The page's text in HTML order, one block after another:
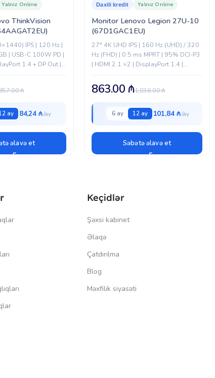
ThinkVision
Yalnız Online
IPS | 120 Hz |
| USB-C 100W PD |
1.4 + DP Out |
₼
ay 84,24 ₼
əlavə et
Monitor Lenovo Legion 27U-10
(67D1GAC1EU)
Daxili kredit Yalnız Online
27" 4K UHD IPS | 160 Hz (UHD) / 320
Hz (FHD) | 0.5 ms MPRT | 95% DCI-P3
| HDMI 2.1 ×2 | DisplayPort 1.4 |
1,036.00₼
863.00 ₼
6 ay 12 ay 101,84 ₼
Səbətə əlavə et
Keçidlər
Şəxsi kabinet
Əlaqə
Çatdırılma
Blog
Məxfilik siyasəti